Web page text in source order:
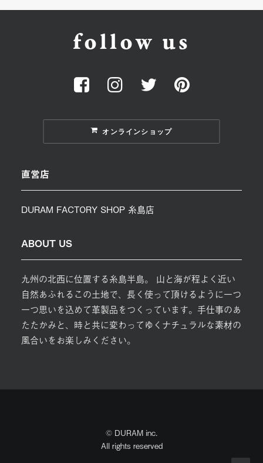
follow us
オンラインショップ
直営店
DURAM FACTORY SHOP 糸島店
ABOUT US
九州の北西に位置する糸島半島。 山と海が程よく近い
自然あふれるこの土地で、長く使って頂けるように一つ
一つ思いを込めて革製品をつくっています。手仕事のあ
たたかみと、時と共に変わってゆくナチュラルな素材の
風合いをお楽しみください。
© DURAM inc.
All rights reserved